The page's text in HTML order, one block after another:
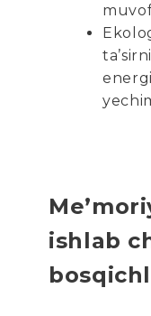
ishlab